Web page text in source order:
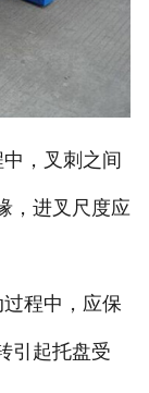
，叉刺之间
，进叉尺度应
程中，应保
引起托盘受